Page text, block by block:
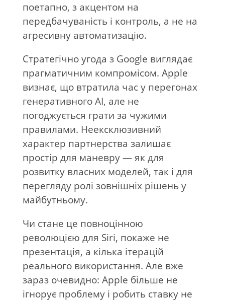
поетапно, з акцентом на
передбачуваність і контроль, а не на
агресивну автоматизацію.
Стратегічно угода з Google виглядає
прагматичним компромісом. Apple
визнає, що втратила час у перегонах
генеративного AI, але не
погоджується грати за чужими
правилами. Неексклюзивний
характер партнерства залишає
простір для маневру — як для
розвитку власних моделей, так і для
перегляду ролі зовнішніх рішень у
майбутньому.
Чи стане це повноцінною
революцією для Siri, покаже не
презентація, а кілька ітерацій
реального використання. Але вже
зараз очевидно: Apple більше не
ігнорує проблему і робить ставку не